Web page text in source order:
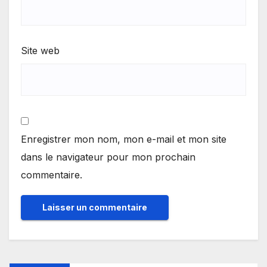
Site web
Enregistrer mon nom, mon e-mail et mon site
dans le navigateur pour mon prochain
commentaire.